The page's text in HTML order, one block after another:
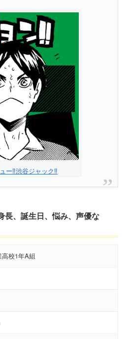
ー‼渋谷ジャック‼
長、誕生日、悩み、声優な
校1年A組